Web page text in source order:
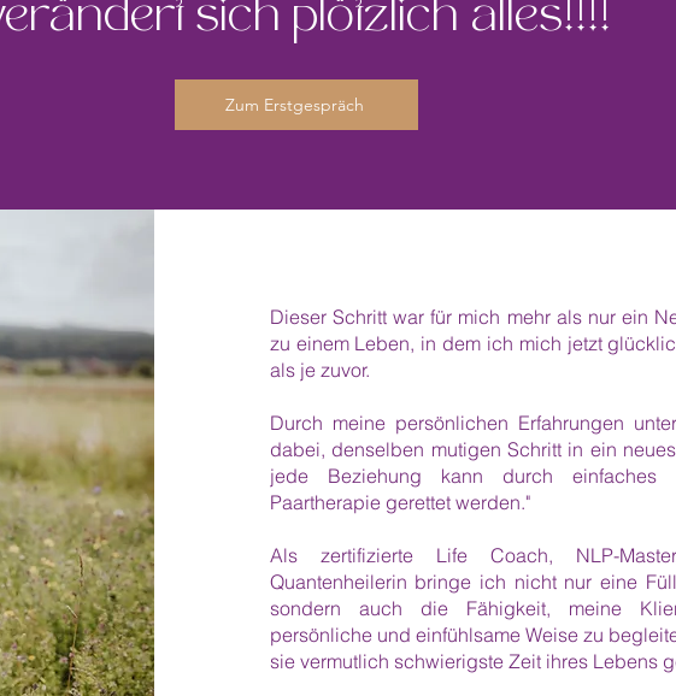
sich plötzlich alles!!!!
Zum Erstgespräch
Dieser Schritt war für mich mehr als nur ein
zu einem Leben, in dem ich mich jetzt
als je zuvor.
Durch meine persönlichen Erfahrungen
dabei, denselben mutigen Schritt in ein
jede Beziehung kann durch einfaches
Paartherapie gerettet werden."
Als zertifizierte Life Coach, NLP-
Quantenheilerin bringe ich nicht nur eine
sondern auch die Fähigkeit, meine
persönliche und einfühlsame Weise zu
sie vermutlich schwierigste Zeit ihres Lebens